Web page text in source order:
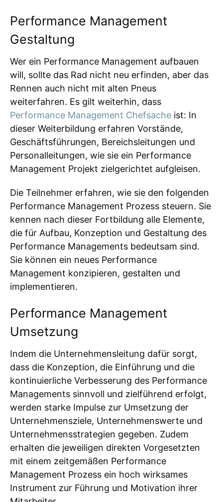
Performance Management
Gestaltung
Wer ein Performance Management aufbauen
will, sollte das Rad nicht neu erfinden, aber das
Rennen auch nicht mit alten Pneus
weiterfahren. Es gilt weiterhin, dass
Performance Management Chefsache ist: In
dieser Weiterbildung erfahren Vorstände,
Geschäftsführungen, Bereichsleitungen und
Personalleitungen, wie sie ein Performance
Management Projekt zielgerichtet aufgleisen.
Die Teilnehmer erfahren, wie sie den folgenden
Performance Management Prozess steuern. Sie
kennen nach dieser Fortbildung alle Elemente,
die für Aufbau, Konzeption und Gestaltung des
Performance Managements bedeutsam sind.
Sie können ein neues Performance
Management konzipieren, gestalten und
implementieren.
Performance Management
Umsetzung
Indem die Unternehmensleitung dafür sorgt,
dass die Konzeption, die Einführung und die
kontinuierliche Verbesserung des Performance
Managements sinnvoll und zielführend erfolgt,
werden starke Impulse zur Umsetzung der
Unternehmensziele, Unternehmenswerte und
Unternehmensstrategien gegeben. Zudem
erhalten die jeweiligen direkten Vorgesetzten
mit einem zeitgemäßen Performance
Management Prozess ein hoch wirksames
Instrument zur Führung und Motivation ihrer